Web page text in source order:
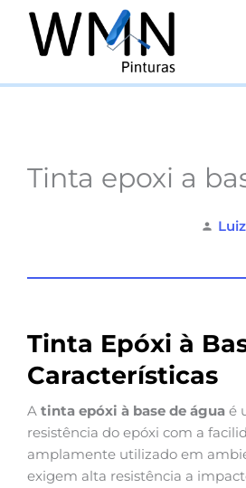
Tinta epoxi a
Tinta Epóxi à
Características
A tinta epóxi à base de água é
resistência do epóxi com a
amplamente utilizado em
exigem alta resistência a